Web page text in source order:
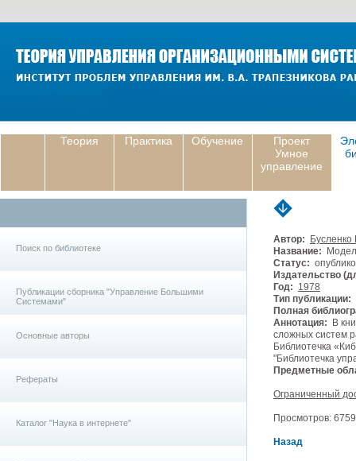
Теория Практика Обучение
Проект
Умное
управление
Поиск по библиотеке
Публикации сборника "Управление Большими
Системами"
Основные авторы
Рефераты
Каталог "Наука в интернете"
Автор:
Название:
Статус:
Издательство
Год: 1978
Тип публикации:
Полная
Аннотация: В
сложных систем
Библиотечка
"Библиотечка
Предметные
Ограниченный
Просмотров:
Назад